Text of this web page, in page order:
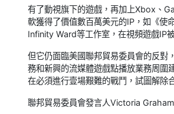
有了動視旗下的遊戲，再加上Xbox、
軟獲得了價值數百萬美元的IP，如《使
Infinity Ward等工作室，在視頻遊戲IP
但它仍面臨美國聯邦貿易委員會的反
務和新興的流媒體遊戲點播放業務周圍
在必須進行壹場艱難的戰鬥，試圖解除
聯邦貿易委員會發言人Victoria